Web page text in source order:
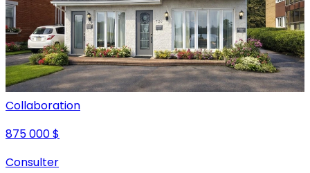
Collaboration
875 000 $
Consulter